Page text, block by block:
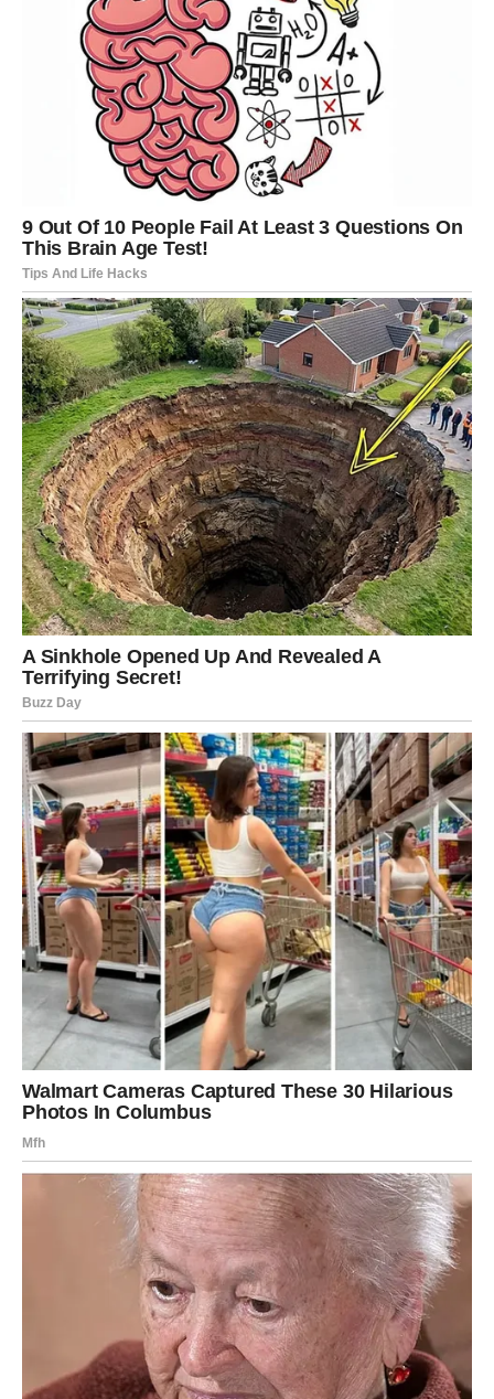
Astrološki gledano, znakovi
izdvajaju se kao posebno snažni katalizatori uspjeha. Ovan
prednjači svojom odvažnošću i pionirskim duhom, Bik je
simbol stabilnosti i financijske pronicljivosti, Lav osvaja
prirodnim liderskim vještinama i karizmom, dok Škorpion
imponira nepokolebljivom voljom i intuicijom. Kombinacija
navedenih osobina sa značajnim numerološkim datumima
može stvoriti profil osobe koja djeluje gotovo predodređeno
za velika postignuća. Stručnjaci za astrologiju, kako navodi
Glas Istre, naglašavaju da ova “sudbinska” sinergija ne
garantira uspjeh sama po sebi, već daje prednost onima
koji su spremni raditi i učiti.
Ipak, ove žene nisu ništa dobile “na gotovo”. Mnoge od njih
dolaze iz običnih obitelji, bez početnih privilegija, ali s jasnom
vizijom i
nepokolebljivom odlučnošću
podsjećaju na feniksa – izdižu se iz teških okolnosti,
prepoznaju ključne prilike i hrabro ih prihvaćaju. I dok neki
njihova postignuća olako pripisuju “ženskom šarmu” ili sretnim
okolnostima, stvarnost pokazuje da su njihovi uspjesi rezultat
konkretnih rezultata i višegodišnjeg truda.Jutarnji listističe
kako je upravo ta kombinacija upornosti i sposobnosti
prepoznavanja trenutka ono što ih izdvaja u poslovnom i
osobnom životu.
U vremenu u kojem se vrijednost često mjeri financijskim
uspjesima i titulama, ove žene predstavljaju više od pukog
primjera postignuća – one su inspiracija. Njihova priča